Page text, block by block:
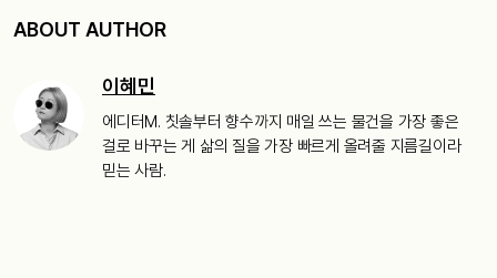
ABOUT AUTHOR
이혜민
에디터M. 칫솔부터 향수까지 매일 쓰는 물건을 가장 좋은
걸로 바꾸는 게 삶의 질을 가장 빠르게 올려줄 지름길이라
믿는 사람.